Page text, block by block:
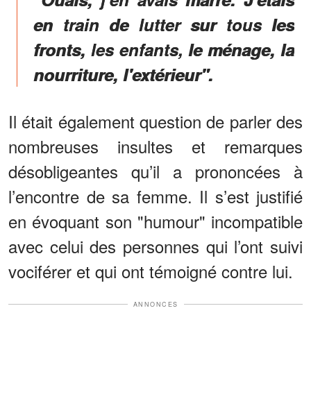
en train de lutter sur tous les
fronts, les enfants, le ménage, la
nourriture, l'extérieur".
Il était également question de parler des
nombreuses insultes et remarques
désobligeantes qu’il a prononcées à
l’encontre de sa femme. Il s’est justifié
en évoquant son "humour" incompatible
avec celui des personnes qui l’ont suivi
vociférer et qui ont témoigné contre lui.
ANNONCES